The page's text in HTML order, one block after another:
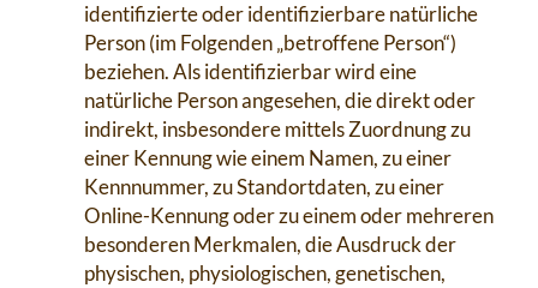
identifizierte oder identifizierbare natürliche
Person (im Folgenden „betroffene Person“)
beziehen. Als identifizierbar wird eine
natürliche Person angesehen, die direkt oder
indirekt, insbesondere mittels Zuordnung zu
einer Kennung wie einem Namen, zu einer
Kennnummer, zu Standortdaten, zu einer
Online-Kennung oder zu einem oder mehreren
besonderen Merkmalen, die Ausdruck der
physischen, physiologischen, genetischen,